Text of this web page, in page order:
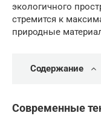
экологичного
стремится к
природные
Содержание
Современные